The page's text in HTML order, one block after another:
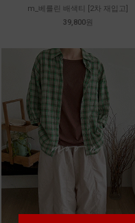
m_베를린 배색티 [2차 재입고]
39,800원